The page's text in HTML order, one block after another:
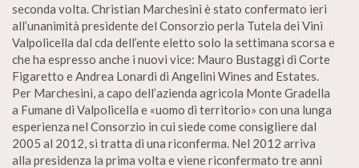
seconda volta. Christian Marchesini è stato confermato ieri
all’unanimità presidente del Consorzio perla Tutela dei Vini
Valpolicella dal cda dell’ente eletto solo la settimana scorsa e
che ha espresso anche i nuovi vice: Mauro Bustaggi di Corte
Figaretto e Andrea Lonardi di Angelini Wines and Estates.
Per Marchesini, a capo dell’azienda agricola Monte Gradella
a Fumane di Valpolicella e «uomo di territorio» con una lunga
esperienza nel Consorzio in cui siede come consigliere dal
2005 al 2012, si tratta di una riconferma. Nel 2012 arriva
alla presidenza la prima volta e viene riconfermato tre anni